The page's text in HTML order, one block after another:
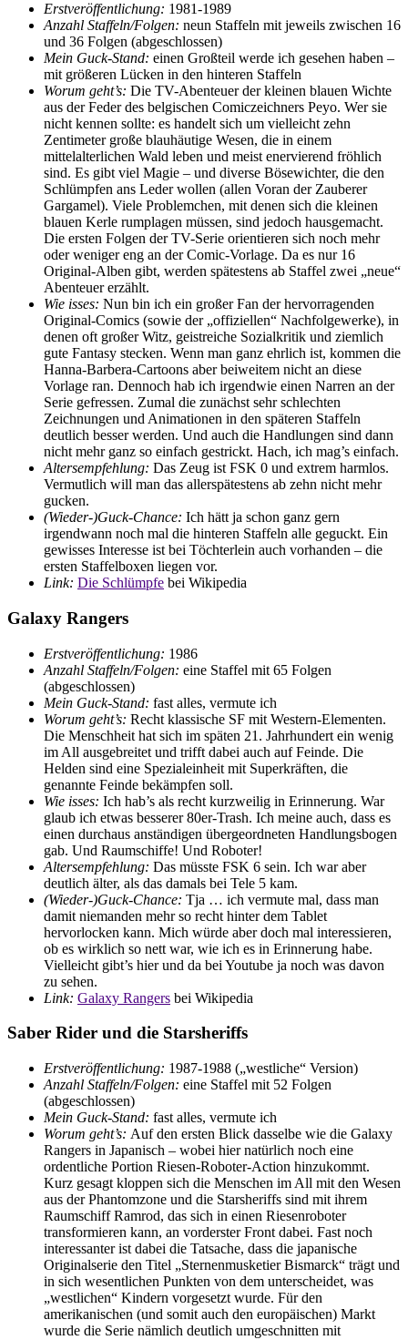
Erstveröffentlichung: 1981-1989
Anzahl Staffeln/Folgen: neun Staffeln mit jeweils zwischen 16
und 36 Folgen (abgeschlossen)
Mein Guck-Stand: einen Großteil werde ich gesehen haben –
mit größeren Lücken in den hinteren Staffeln
Worum geht’s: Die TV-Abenteuer der kleinen blauen Wichte
aus der Feder des belgischen Comiczeichners Peyo. Wer sie
nicht kennen sollte: es handelt sich um vielleicht zehn
Zentimeter große blauhäutige Wesen, die in einem
mittelalterlichen Wald leben und meist enervierend fröhlich
sind. Es gibt viel Magie – und diverse Bösewichter, die den
Schlümpfen ans Leder wollen (allen Voran der Zauberer
Gargamel). Viele Problemchen, mit denen sich die kleinen
blauen Kerle rumplagen müssen, sind jedoch hausgemacht.
Die ersten Folgen der TV-Serie orientieren sich noch mehr
oder weniger eng an der Comic-Vorlage. Da es nur 16
Original-Alben gibt, werden spätestens ab Staffel zwei „neue“
Abenteuer erzählt.
Wie isses: Nun bin ich ein großer Fan der hervorragenden
Original-Comics (sowie der „offiziellen“ Nachfolgewerke), in
denen oft großer Witz, geistreiche Sozialkritik und ziemlich
gute Fantasy stecken. Wenn man ganz ehrlich ist, kommen die
Hanna-Barbera-Cartoons aber beiweitem nicht an diese
Vorlage ran. Dennoch hab ich irgendwie einen Narren an der
Serie gefressen. Zumal die zunächst sehr schlechten
Zeichnungen und Animationen in den späteren Staffeln
deutlich besser werden. Und auch die Handlungen sind dann
nicht mehr ganz so einfach gestrickt. Hach, ich mag’s einfach.
Altersempfehlung: Das Zeug ist FSK 0 und extrem harmlos.
Vermutlich will man das allerspätestens ab zehn nicht mehr
gucken.
(Wieder-)Guck-Chance: Ich hätt ja schon ganz gern
irgendwann noch mal die hinteren Staffeln alle geguckt. Ein
gewisses Interesse ist bei Töchterlein auch vorhanden – die
ersten Staffelboxen liegen vor.
Link: Die Schlümpfe bei Wikipedia
Galaxy Rangers
Erstveröffentlichung: 1986
Anzahl Staffeln/Folgen: eine Staffel mit 65 Folgen
(abgeschlossen)
Mein Guck-Stand: fast alles, vermute ich
Worum geht’s: Recht klassische SF mit Western-Elementen.
Die Menschheit hat sich im späten 21. Jahrhundert ein wenig
im All ausgebreitet und trifft dabei auch auf Feinde. Die
Helden sind eine Spezialeinheit mit Superkräften, die
genannte Feinde bekämpfen soll.
Wie isses: Ich hab’s als recht kurzweilig in Erinnerung. War
glaub ich etwas besserer 80er-Trash. Ich meine auch, dass es
einen durchaus anständigen übergeordneten Handlungsbogen
gab. Und Raumschiffe! Und Roboter!
Altersempfehlung: Das müsste FSK 6 sein. Ich war aber
deutlich älter, als das damals bei Tele 5 kam.
(Wieder-)Guck-Chance: Tja … ich vermute mal, dass man
damit niemanden mehr so recht hinter dem Tablet
hervorlocken kann. Mich würde aber doch mal interessieren,
ob es wirklich so nett war, wie ich es in Erinnerung habe.
Vielleicht gibt’s hier und da bei Youtube ja noch was davon
zu sehen.
Link: Galaxy Rangers bei Wikipedia
Saber Rider und die Starsheriffs
Erstveröffentlichung: 1987-1988 („westliche“ Version)
Anzahl Staffeln/Folgen: eine Staffel mit 52 Folgen
(abgeschlossen)
Mein Guck-Stand: fast alles, vermute ich
Worum geht’s: Auf den ersten Blick dasselbe wie die Galaxy
Rangers in Japanisch – wobei hier natürlich noch eine
ordentliche Portion Riesen-Roboter-Action hinzukommt.
Kurz gesagt kloppen sich die Menschen im All mit den Wesen
aus der Phantomzone und die Starsheriffs sind mit ihrem
Raumschiff Ramrod, das sich in einen Riesenroboter
transformieren kann, an vorderster Front dabei. Fast noch
interessanter ist dabei die Tatsache, dass die japanische
Originalserie den Titel „Sternenmusketier Bismarck“ trägt und
in sich wesentlichen Punkten von dem unterscheidet, was
„westlichen“ Kindern vorgesetzt wurde. Für den
amerikanischen (und somit auch den europäischen) Markt
wurde die Serie nämlich deutlich umgeschnitten mit